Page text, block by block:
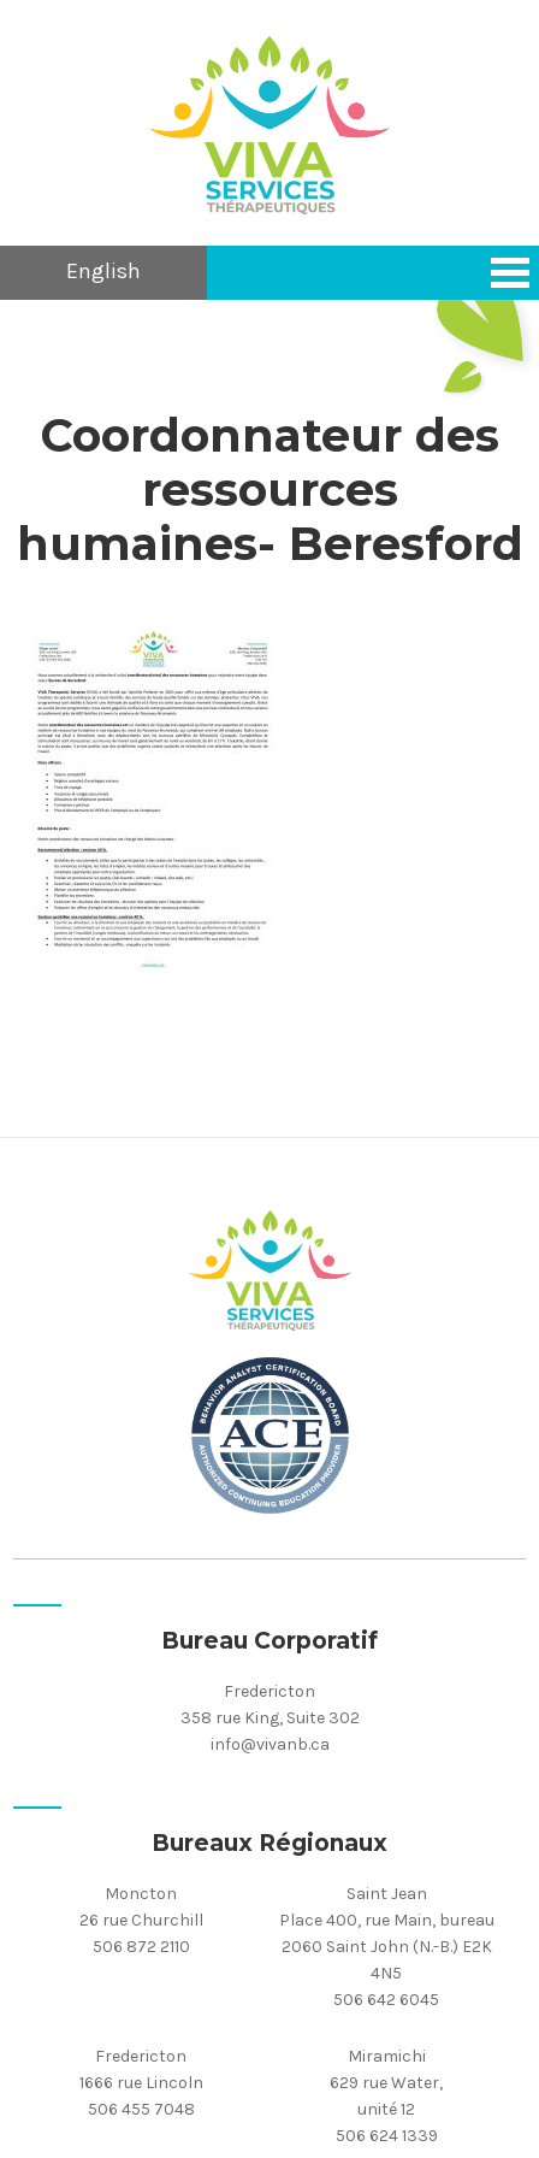
English
Coordonnateur des
ressources
humaines- Beresford
Bureau Corporatif
Fredericton
358 rue King, Suite 302
info@vivanb.ca
Bureaux Régionaux
Moncton
26 rue Churchill
506 872 2110
Saint Jean
Place 400, rue Main, bureau
2060 Saint John (N.-B.) E2K
4N5
506 642 6045
Fredericton
1666 rue Lincoln
506 455 7048
Miramichi
629 rue Water,
unité 12
506 624 1339